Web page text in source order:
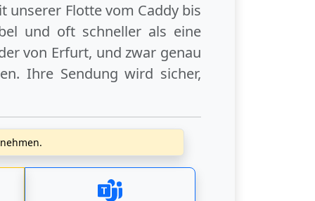
unserer Flotte vom Caddy bis
und oft schneller als eine
von Erfurt, und zwar genau
Ihre Sendung wird sicher,